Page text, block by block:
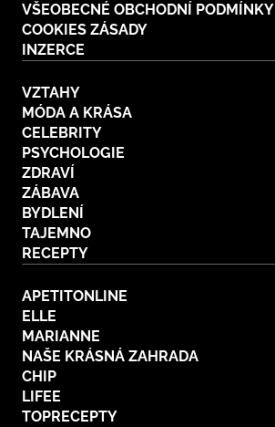
VŠEOBECNÉ OBCHODNÍ PODMÍNKY
COOKIES ZÁSADY
INZERCE
VZTAHY
MÓDA A KRÁSA
CELEBRITY
PSYCHOLOGIE
ZDRAVÍ
ZÁBAVA
BYDLENÍ
TAJEMNO
RECEPTY
APETITONLINE
ELLE
MARIANNE
NAŠE KRÁSNÁ ZAHRADA
CHIP
LIFEE
TOPRECEPTY